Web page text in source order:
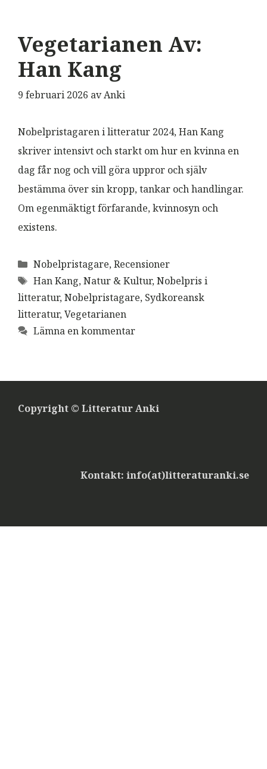
Vegetarianen Av:
Han Kang
9 februari 2026 avAnki
Nobelpristagaren i litteratur 2024, Han Kang
skriver intensivt och starkt om hur en kvinna en
dag får nog och vill göra uppror och själv
bestämma över sin kropp, tankar och handlingar.
Om egenmäktigt förfarande, kvinnosyn och
existens.
Kategorier
Nobelpristagare,Recensioner
Etiketter
Han Kang,Natur & Kultur,Nobelpris i
litteratur,Nobelpristagare, Sydkoreansk
litteratur,Vegetarianen
Lämna en kommentar
Copyright © Litteratur Anki
Kontakt: info(at)litteraturanki.se